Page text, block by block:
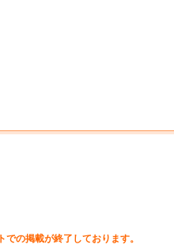
の掲載が終了しております。